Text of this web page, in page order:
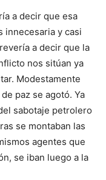
a decir que esa
innecesaria y casi
a decir que la
nos sitúan ya
Modestamente
paz se agotó. Ya
sabotaje petrolero
se montaban las
agentes que
se iban luego a la